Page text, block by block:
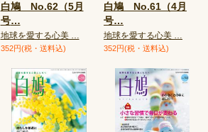
白鳩 No.62（5月
号…
地球を愛する心美 …
352円(税・送料込)
白鳩 No.61（4月
号…
地球を愛する心美 …
352円(税・送料込)